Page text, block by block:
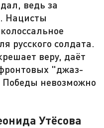
ведь за
Нацисты
русского солдата.
веру, даёт
"джаз-
невозможно
Утёсова